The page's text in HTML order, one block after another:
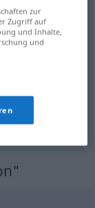
zur
Zugriff auf
und Inhalte,
und